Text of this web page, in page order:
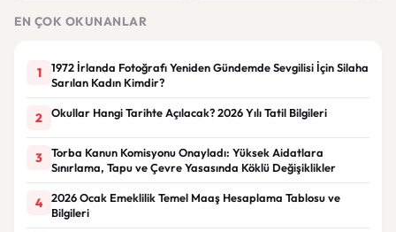
EN ÇOK OKUNANLAR
1
1972 İrlanda Fotoğrafı Yeniden Gündemde Sevgilisi İçin Silaha
Sarılan Kadın Kimdir?
2 Okullar Hangi Tarihte Açılacak? 2026 Yılı Tatil Bilgileri
3
Torba Kanun Komisyonu Onayladı: Yüksek Aidatlara
Sınırlama, Tapu ve Çevre Yasasında Köklü Değişiklikler
4
2026 Ocak Emeklilik Temel Maaş Hesaplama Tablosu ve
Bilgileri